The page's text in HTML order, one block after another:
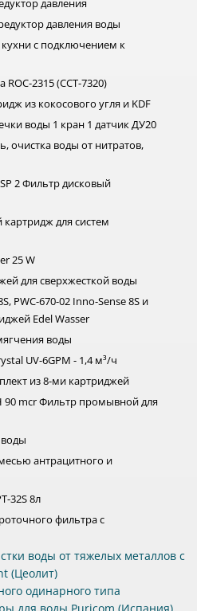
давления
давления воды
с подключением к
2315 (CCT-7320)
из кокосового угля и KDF
воды 1 кран 1 датчик ДУ20
очистка воды от нитратов,
2 Фильтр дисковый
для систем
25 W
для сверхжесткой воды
PWC-670-02 Inno-Sense 8S и
Edel Wasser
воды
UV-6GPM - 1,4 м³/ч
из 8-ми картриджей
90 mcr Фильтр промывной для
антрацитного и
32S 8л
фильтра с
воды от тяжелых металлов с
(Цеолит)
одинарного типа